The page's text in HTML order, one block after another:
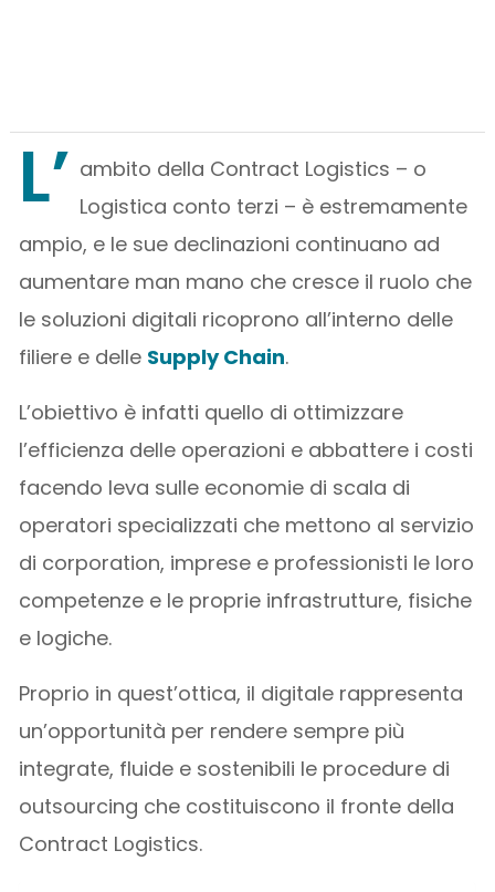
L’ ambito della Contract Logistics – o
Logistica conto terzi – è estremamente
ampio, e le sue declinazioni continuano ad
aumentare man mano che cresce il ruolo che
le soluzioni digitali ricoprono all’interno delle
filiere e delle Supply Chain.
L’obiettivo è infatti quello di ottimizzare
l’efficienza delle operazioni e abbattere i costi
facendo leva sulle economie di scala di
operatori specializzati che mettono al servizio
di corporation, imprese e professionisti le loro
competenze e le proprie infrastrutture, fisiche
e logiche.
Proprio in quest’ottica, il digitale rappresenta
un’opportunità per rendere sempre più
integrate, fluide e sostenibili le procedure di
outsourcing che costituiscono il fronte della
Contract Logistics.